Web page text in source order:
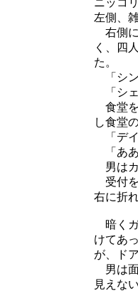
ニッコ
左側、
右側に
く、四
た。
「シ
「シェ
食堂を
し食堂
「デ
「ああ
男はカ
受付を
右に折
暗くガ
けてあ
が、ド
男は面
見えな